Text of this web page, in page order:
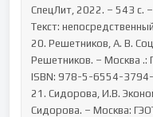
СпецЛит, 2022. – 543 с.
Текст:
20. Решетников, А. В.
Решетников. – Москва
ISBN: 978-5-6554-3794-
21. Сидорова, И.В.
Сидорова. – Москва: